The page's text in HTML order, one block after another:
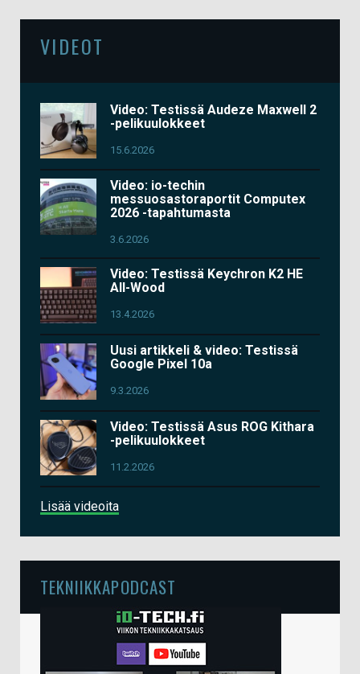
VIDEOT
Video: Testissä Audeze Maxwell 2
-pelikuulokkeet
15.6.2026
Video: io-techin
messuosastoraportit Computex
2026 -tapahtumasta
3.6.2026
Video: Testissä Keychron K2 HE
All-Wood
13.4.2026
Uusi artikkeli & video: Testissä
Google Pixel 10a
9.3.2026
Video: Testissä Asus ROG Kithara
-pelikuulokkeet
11.2.2026
Lisää videoita
TEKNIIKKAPODCAST